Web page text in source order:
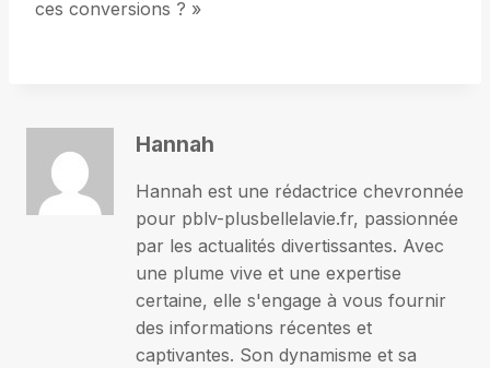
ces conversions ? »
Hannah
Hannah est une rédactrice chevronnée
pour pblv-plusbellelavie.fr, passionnée
par les actualités divertissantes. Avec
une plume vive et une expertise
certaine, elle s'engage à vous fournir
des informations récentes et
captivantes. Son dynamisme et sa